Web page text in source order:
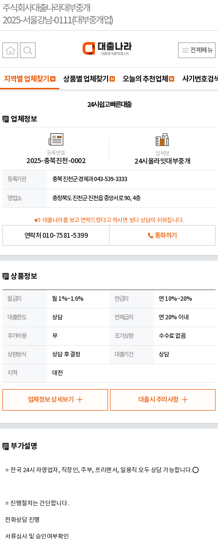
주식회사대출나라대부중개
2025-서울강남-0111(대부중개업)
전체메뉴
지역별 업체찾기 상품별 업체찾기 오늘의 추천업체 사기번호검
24시 쉽고 빠른대출
업체정보
등록번호
2025-충북진천-0002
업체명
24시올라잇대부중개
등록기관 충북 진천군 경제과 043-539-3333
영업소 충청북도 진천군 진천읍 중앙서로 90, 4층
대출나라를 보고 연락드렸다고 하시면 보다 상담이 쉬워집니다.
연락처 010-7581-5399 통화하기
상품정보
월금리 월 1%~1.6% 연금리 연 10%~20%
대출한도 상담 연체금리 연 20% 이내
추가비용 무 조기상환 수수료 없음
상환방식 상담 후 결정 대출기간 상담
지역 대전
업체정보 상세보기 대출시 주의사항
부가설명
⭐ 전국 24시 자영업자, 직장인, 주부, 프리랜서, 일용직 모두 상담 가능합니다.⭕
⭐ 진행절차는 간단합니다.
전화상담 진행
서류심사 및 승인여부확인